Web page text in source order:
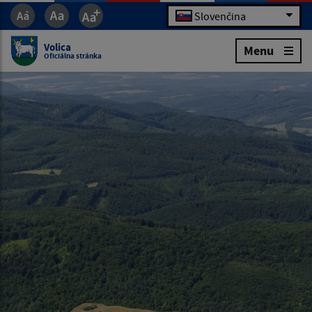
Slovenčina
Volica
Oficiálna stránka Menu